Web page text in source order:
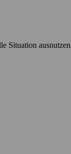
Situation